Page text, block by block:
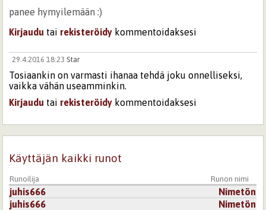
panee hymyilemään :)
Kirjaudu tai rekisteröidy kommentoidaksesi
29.4.2016 18:23 Star
Tosiaankin on varmasti ihanaa tehdä joku onnelliseksi,
vaikka vähän useamminkin.
Kirjaudu tai rekisteröidy kommentoidaksesi
Käyttäjän kaikki runot
Runoilija Runon nimi
juhis666
Nimetön
juhis666
Nimetön